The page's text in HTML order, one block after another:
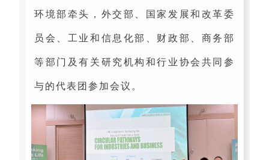
环境部牵头，外交部、国家发展和改革委
员会、工业和信息化部、财政部、商务部
等部门及有关研究机构和行业协会共同参
与的代表团参加会议。